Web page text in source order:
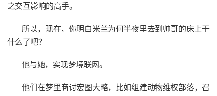
之交互影响的高手。
所以，现在，你明白米兰为何半夜里去到帅哥的床上干
什么了吧？
他与她，实现梦境联网。
他们在梦里商讨宏图大略，比如组建动物维权部落，召